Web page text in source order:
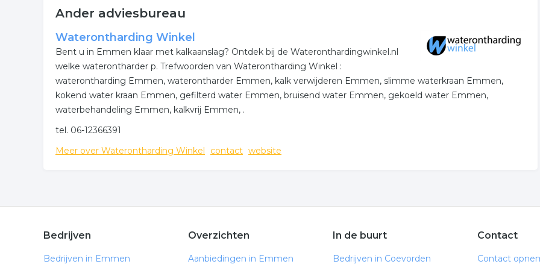
Slim, algehele ondersteuning, cholesterolverbetering, afslanken.
Ander adviesbureau
Waterontharding Winkel
Bent u in Emmen klaar met kalkaanslag? Ontdek bij de Wateronthardingwinkel.nl
welke waterontharder p. Trefwoorden van Waterontharding Winkel :
waterontharding Emmen, waterontharder Emmen, kalk verwijderen Emmen, slimme waterkraan Emmen,
kokend water kraan Emmen, gefilterd water Emmen, bruisend water Emmen, gekoeld water Emmen,
waterbehandeling Emmen, kalkvrij Emmen, .
tel. 06-12366391
Meer over Waterontharding Winkel
contact website
Bedrijven
Bedrijven in Emmen
Overzichten
Aanbiedingen in Emmen
In de buurt
Bedrijven in Coevorden
Contact
Contact